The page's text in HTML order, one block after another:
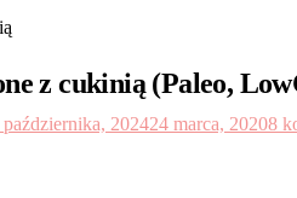
z cukinią (Paleo,
października, 202424 marca, 20208